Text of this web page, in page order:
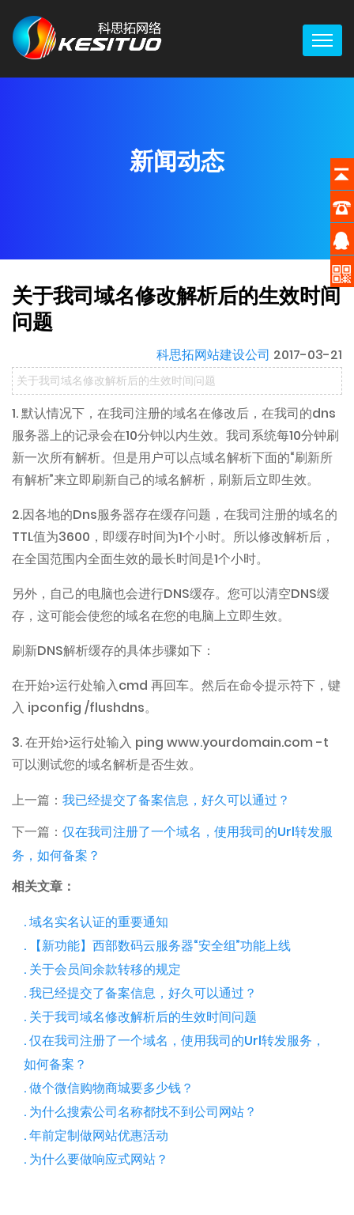
新闻动态
关于我司域名修改解析后的生效时间
问题
科思拓网站建设公司 2017-03-21
关于我司域名修改解析后的生效时间问题
1. 默认情况下，在我司注册的域名在修改后，在我司的dns
服务器上的记录会在10分钟以内生效。我司系统每10分钟刷
新一次所有解析。但是用户可以点域名解析下面的“刷新所
有解析”来立即刷新自己的域名解析，刷新后立即生效。
2.因各地的Dns服务器存在缓存问题，在我司注册的域名的
TTL值为3600，即缓存时间为1个小时。所以修改解析后，
在全国范围内全面生效的最长时间是1个小时。
另外，自己的电脑也会进行DNS缓存。您可以清空DNS缓
存，这可能会使您的域名在您的电脑上立即生效。
刷新DNS解析缓存的具体步骤如下：
在开始>运行处输入cmd 再回车。然后在命令提示符下，键
入 ipconfig /flushdns。
3. 在开始>运行处输入 ping www.yourdomain.com -t
可以测试您的域名解析是否生效。
上一篇： 我已经提交了备案信息，好久可以通过？
下一篇： 仅在我司注册了一个域名，使用我司的Url转发服
务，如何备案？
相关文章：
. 域名实名认证的重要通知
. 【新功能】西部数码云服务器“安全组”功能上线
. 关于会员间余款转移的规定
. 我已经提交了备案信息，好久可以通过？
. 关于我司域名修改解析后的生效时间问题
. 仅在我司注册了一个域名，使用我司的Url转发服务，
如何备案？
. 做个微信购物商城要多少钱？
. 为什么搜索公司名称都找不到公司网站？
. 年前定制做网站优惠活动
. 为什么要做响应式网站？